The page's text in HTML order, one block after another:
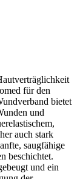
für den
bietet
und
auch stark
saugfähige
beschichtet.
und ein